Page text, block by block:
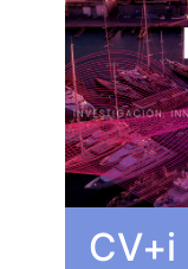
CV+i